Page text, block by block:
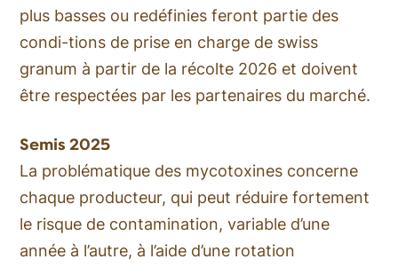
plus basses ou redéfinies feront partie des
condi-tions de prise en charge de swiss
granum à partir de la récolte 2026 et doivent
être respectées par les partenaires du marché.
Semis 2025
La problématique des mycotoxines concerne
chaque producteur, qui peut réduire fortement
le risque de contamination, variable d’une
année à l’autre, à l’aide d’une rotation